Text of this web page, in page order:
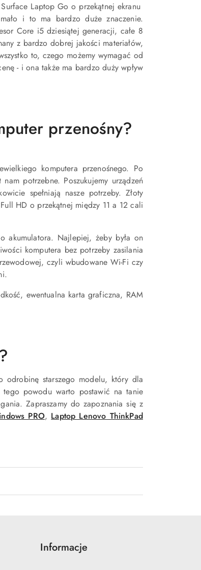
Laptop Go o przekątnej ekranu
i to ma bardzo duże znaczenie.
Core i5 dziesiątej generacji, całe 8
z bardzo dobrej jakości materiałów,
to, czego możemy wymagać od
- i ona także ma bardzo duży wpływ
przenośny?
komputera przenośnego. Po
potrzebne. Poszukujemy urządzeń
spełniają nasze potrzeby. Złoty
HD o przekątnej między 11 a 12 cali
akumulatora. Najlepiej, żeby była on
komputera bez potrzeby zasilania
czyli wbudowane Wi-Fi czy
ewentualna karta graficzna, RAM
odrobinę starszego modelu, który dla
tego powodu warto postawić na tanie
Zapraszamy do zapoznania się z
PRO, Laptop Lenovo ThinkPad
Informacje